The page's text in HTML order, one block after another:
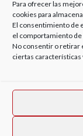
Para ofrecer las
cookies para
El consentimiento de
el comportamiento de
No consentir o retirar
ciertas características
© 2022,